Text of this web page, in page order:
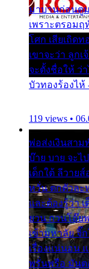
มาบานก่อนตู
เพราะตรอมฤ
โศก เสียเถิด
เขาจะว่า ลูก
จะตั้งชื่อให้ ว่
บัวทองร้องไห้
119 views •
พ่อส่งเงินสา
บ๊าย บาย จะไ
เด็กใต้ ลีวาย
หวั่น ตกตัวละ
และต้องรู้ว่า
ยวน กวนโอ๊ย
เข้ามหาลัย จิ๊
เรื่องแน่นอน
พรั่นพรือ มันต